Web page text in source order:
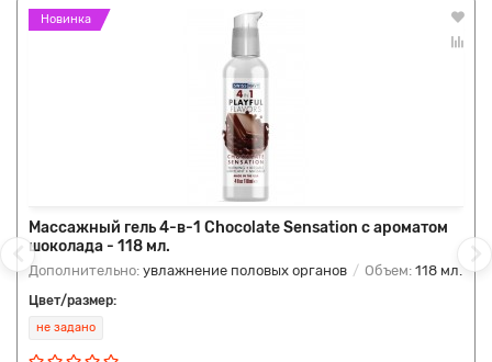
Новинка
Массажный гель 4-в-1 Chocolate Sensation с ароматом
шоколада - 118 мл.
Дополнительно: увлажнение половых органов Объем: 118 мл.
Цвет/размер:
не задано